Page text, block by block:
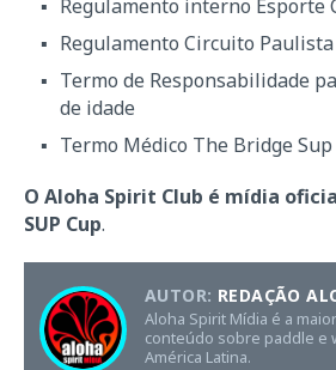
Regulamento interno Esporte
Regulamento Circuito Paulista
Termo de Responsabilidade
de idade
Termo Médico The Bridge Sup
O Aloha Spirit Club é mídia
SUP Cup.
AUTOR: REDAÇÃO
Aloha Spirit Mídia é a
conteúdo sobre paddle e
América Latina.